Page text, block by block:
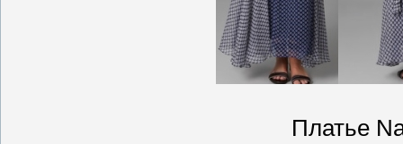
Платье